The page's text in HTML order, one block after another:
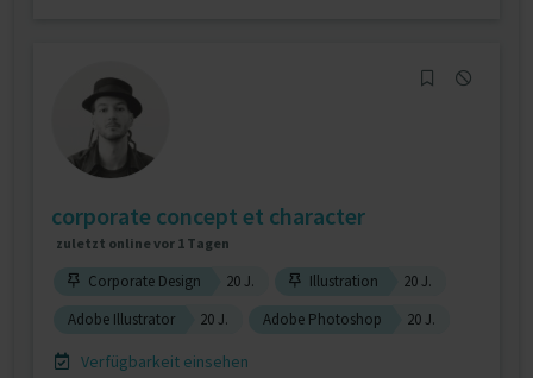
corporate concept et character
zuletzt online vor 1 Tagen
Corporate Design 20 J. Illustration
20 J.
Adobe Illustrator
20 J. Adobe Photoshop 20 J.
Verfügbarkeit einsehen